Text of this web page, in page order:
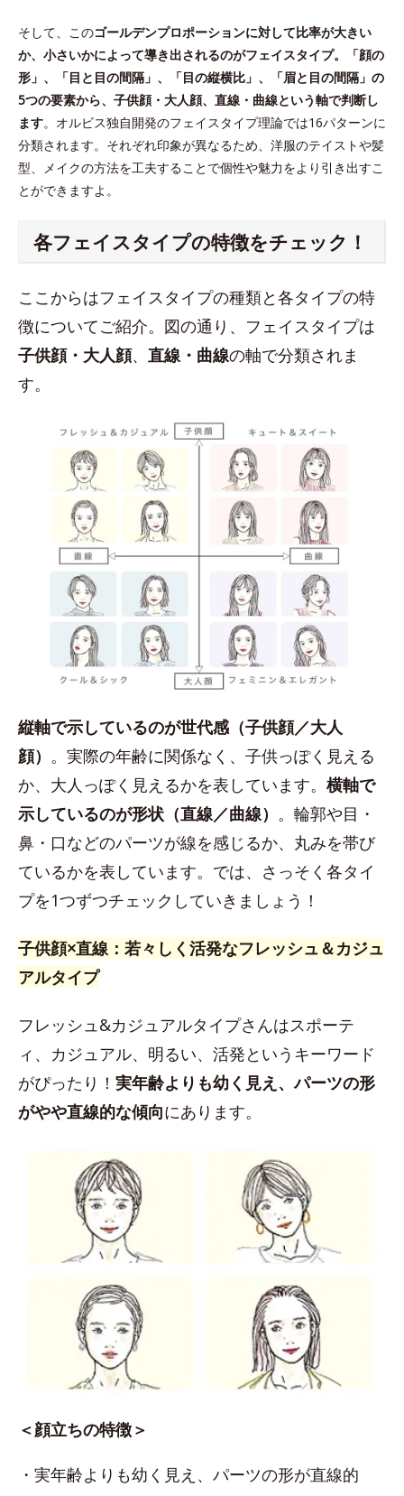
そして、このゴールデンプロポーションに対して比率が大きい
か、小さいかによって導き出されるのがフェイスタイプ。「顔の
形」、「目と目の間隔」、「目の縦横比」、「眉と目の間隔」の
5つの要素から、子供顔・大人顔、直線・曲線という軸で判断し
ます。オルビス独自開発のフェイスタイプ理論では16パターンに
分類されます。それぞれ印象が異なるため、洋服のテイストや髪
型、メイクの方法を工夫することで個性や魅力をより引き出すこ
とができますよ。
各フェイスタイプの特徴をチェック！
ここからはフェイスタイプの種類と各タイプの特
徴についてご紹介。図の通り、フェイスタイプは
子供顔・大人顔、 直線・曲線の軸で分類されま
す。
縦軸で示しているのが世代感（子供顔／大人
顔） 。実際の年齢に関係なく、子供っぽく見える
か、大人っぽく見えるかを表しています。 横軸で
示しているのが形状（直線／曲線） 。輪郭や目・
鼻・口などのパーツが線を感じるか、丸みを帯び
ているかを表しています。では、さっそく各タイ
プを1つずつチェックしていきましょう！
子供顔×直線：若々しく活発なフレッシュ＆カジュ
アルタイプ
フレッシュ&カジュアルタイプさんはスポーテ
ィ、カジュアル、明るい、活発というキーワード
がぴったり！ 実年齢よりも幼く見え、パーツの形
がやや直線的な傾向にあります。
＜顔立ちの特徴＞
・実年齢よりも幼く見え、パーツの形が直線的